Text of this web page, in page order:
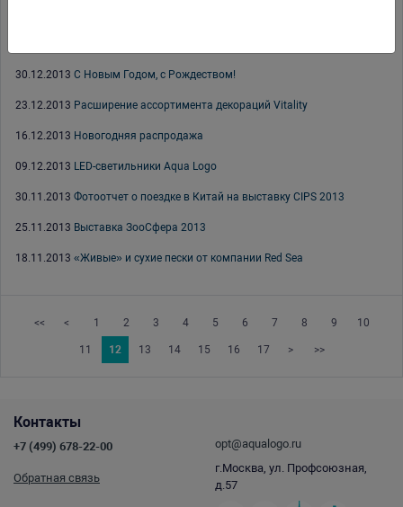
30.12.2013 С Новым Годом, с Рождеством!
23.12.2013 Расширение ассортимента декораций Vitality
16.12.2013 Новогодняя распродажа
09.12.2013 LED-светильники Aqua Logo
30.11.2013 Фотоотчет о поездке в Китай на выставку CIPS 2013
25.11.2013 Выставка ЗооСфера 2013
18.11.2013 «Живые» и сухие пески от компании Red Sea
<< < 1 2 3 4 5 6 7 8 9 10
11 12 13 14 15 16 17 > >>
Контакты
+7 (499) 678-22-00
Обратная связь
opt@aqualogo.ru
г.Москва, ул. Профсоюзная,
д.57